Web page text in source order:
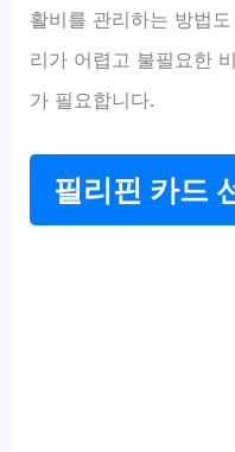
활비를 관리하는 방법
리가 어렵고 불필요한
가 필요합니다.
필리핀 카드